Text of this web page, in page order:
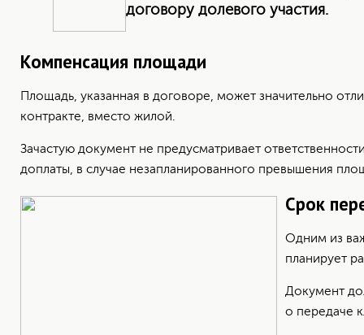
договору долевого участия.
Компенсация площади
Площадь, указанная в договоре, может значительно
контракте, вместо жилой.
Зачастую документ не предусматривает
доплаты, в случае незапланированного превышения
Срок
Одним из
планирует
Документ
о передаче